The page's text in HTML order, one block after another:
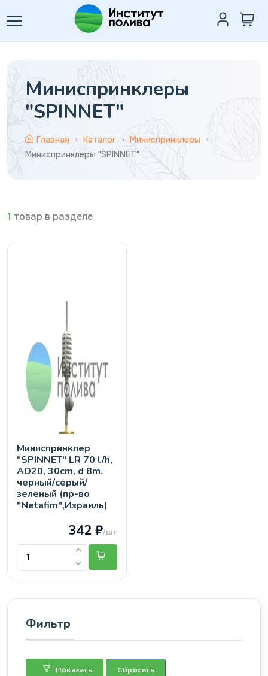
Миниспринклеры
"SPINNET"
Главная Каталог
Миниспринклеры
Миниспринклеры "SPINNET"
Фильтр
Показать Сбросить
1 товар в разделе
Миниспринклер
"SPINNET" LR 70 l/h,
AD20, 30cm, d 8m.
черный/серый/
зеленый (пр-во
"Netafim",Израиль)
342 ₽/шт